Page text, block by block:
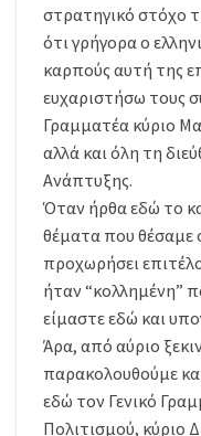
στρατηγικό στόχο
ότι γρήγορα ο
καρπούς αυτή της
ευχαριστήσω τους
Γραμματέα κύριο
αλλά και όλη τη
Ανάπτυξης.
Όταν ήρθα εδώ το
θέματα που θέσαμε
προχωρήσει
ήταν “κολλημένη”
είμαστε εδώ και
Άρα, από αύριο
παρακολουθούμε
εδώ τον Γενικό
Πολιτισμού, κύριο